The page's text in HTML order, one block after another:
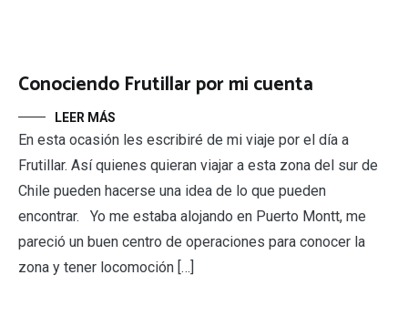
Conociendo Frutillar por mi cuenta
LEER MÁS
En esta ocasión les escribiré de mi viaje por el día a
Frutillar. Así quienes quieran viajar a esta zona del sur de
Chile pueden hacerse una idea de lo que pueden
encontrar. Yo me estaba alojando en Puerto Montt, me
pareció un buen centro de operaciones para conocer la
zona y tener locomoción […]